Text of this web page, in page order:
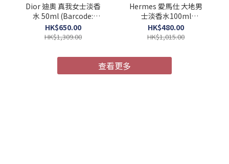
Dior 迪奧 真我女士淡香
水 50ml (Barcode:
3348901296625)
HK$650.00
HK$1,309.00
Hermes 愛馬仕 大地男
士淡香水100ml
(Barcode:
3346130009603)
HK$480.00
HK$1,015.00
查看更多